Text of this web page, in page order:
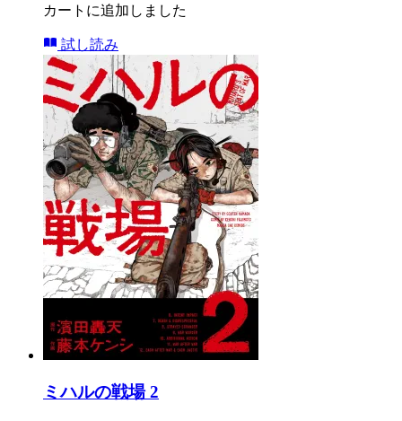
カートに追加しました
試し読み
ミハルの戦場 2